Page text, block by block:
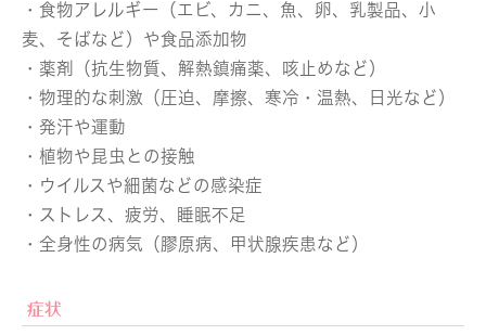
・食物アレルギー（エビ、カニ、魚、卵、乳製品、小
麦、そばなど）や食品添加物
・薬剤（抗生物質、解熱鎮痛薬、咳止めなど）
・物理的な刺激（圧迫、摩擦、寒冷・温熱、日光など）
・発汗や運動
・植物や昆虫との接触
・ウイルスや細菌などの感染症
・ストレス、疲労、睡眠不足
・全身性の病気（膠原病、甲状腺疾患など）
症状